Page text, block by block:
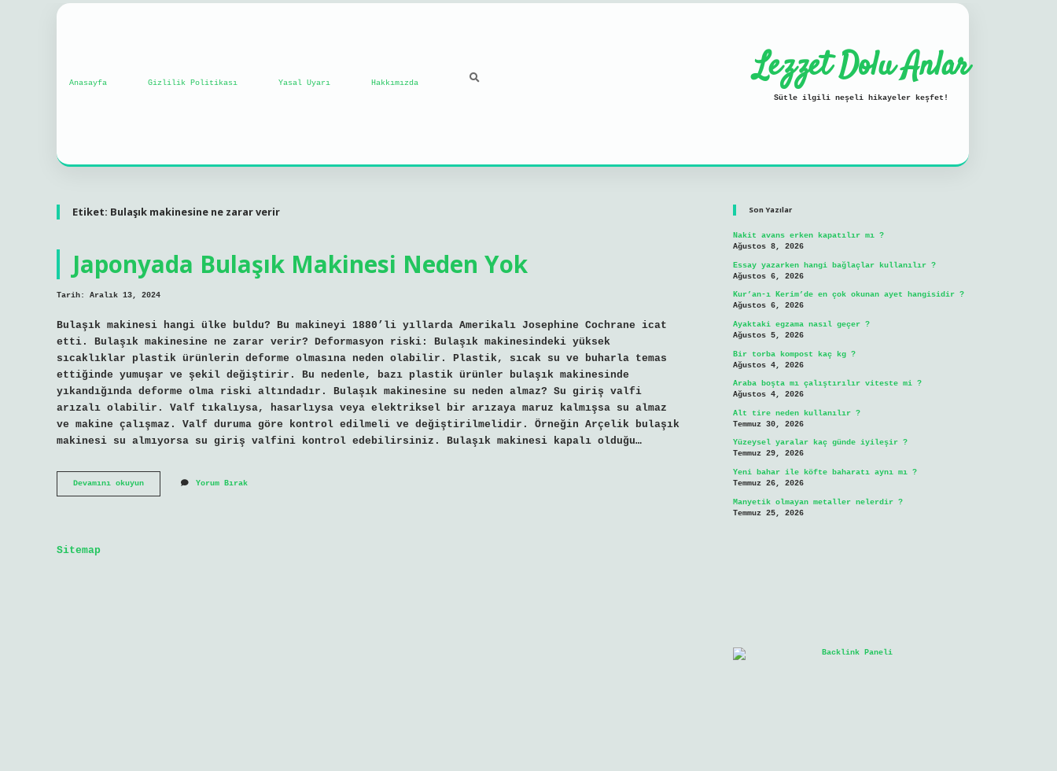
Anasayfa Gizlilik Politikası Yasal Uyarı Hakkımızda Lezzet Dolu Anlar
Sütle ilgili neşeli hikayeler keşfet!
Etiket: Bulaşık makinesine ne zarar verir
Japonyada Bulaşık Makinesi Neden Yok
Tarih: Aralık 13, 2024
Bulaşık makinesi hangi ülke buldu? Bu makineyi 1880’li yıllarda Amerikalı Josephine Cochrane icat
etti. Bulaşık makinesine ne zarar verir? Deformasyon riski: Bulaşık makinesindeki yüksek
sıcaklıklar plastik ürünlerin deforme olmasına neden olabilir. Plastik, sıcak su ve buharla temas
ettiğinde yumuşar ve şekil değiştirir. Bu nedenle, bazı plastik ürünler bulaşık makinesinde
yıkandığında deforme olma riski altındadır. Bulaşık makinesine su neden almaz? Su giriş valfi
arızalı olabilir. Valf tıkalıysa, hasarlıysa veya elektriksel bir arızaya maruz kalmışsa su almaz
ve makine çalışmaz. Valf duruma göre kontrol edilmeli ve değiştirilmelidir. Örneğin Arçelik bulaşık
makinesi su almıyorsa su giriş valfini kontrol edebilirsiniz. Bulaşık makinesi kapalı olduğu…
Devamını okuyunJaponyada
Bulaşık
Yorum Bırak
Sitemap
Son Yazılar
Nakit avans erken kapatılır mı ?
Ağustos 8, 2026
Essay yazarken hangi bağlaçlar kullanılır ?
Ağustos 6, 2026
Kur’an-ı Kerim’de en çok okunan ayet hangisidir ?
Ağustos 6, 2026
Ayaktaki egzama nasıl geçer ?
Ağustos 5, 2026
Bir torba kompost kaç kg ?
Ağustos 4, 2026
Araba boşta mı çalıştırılır viteste mi ?
Ağustos 4, 2026
Alt tire neden kullanılır ?
Temmuz 30, 2026
Yüzeysel yaralar kaç günde iyileşir ?
Temmuz 29, 2026
Yeni bahar ile köfte baharatı aynı mı ?
Temmuz 26, 2026
Manyetik olmayan metaller nelerdir ?
Temmuz 25, 2026